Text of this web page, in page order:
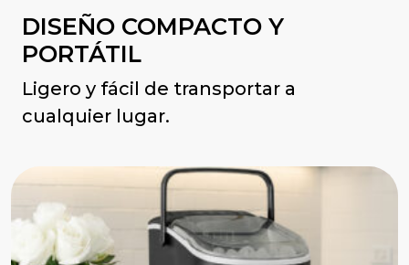
DISEÑO COMPACTO Y
PORTÁTIL
Ligero y fácil de transportar a
cualquier lugar.